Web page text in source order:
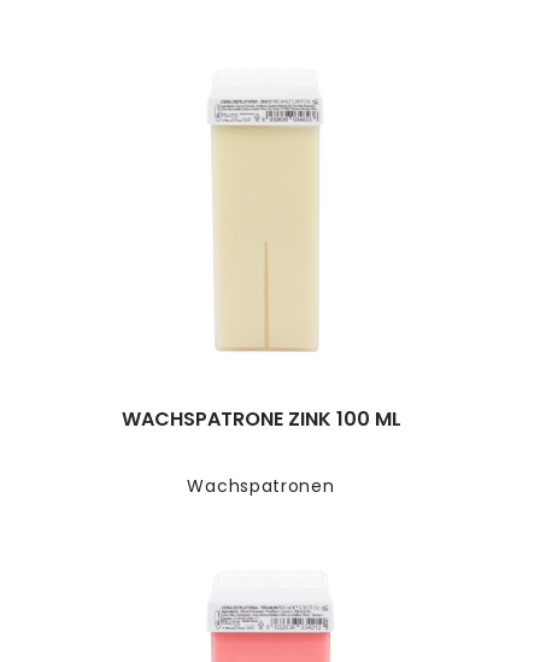
Wachspatronen
WACHSPATRONE ZINK 100 ML